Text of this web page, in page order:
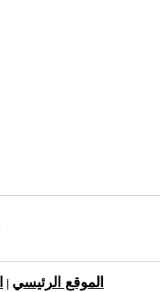
الموقع الرئيسي